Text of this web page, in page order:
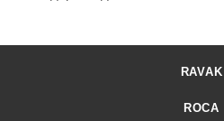
RAVAK
ROCA